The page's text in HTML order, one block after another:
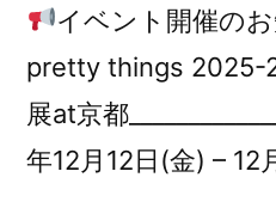
イベント開催の
pretty things 2025-
展at京都
年12月12日(金) – 12